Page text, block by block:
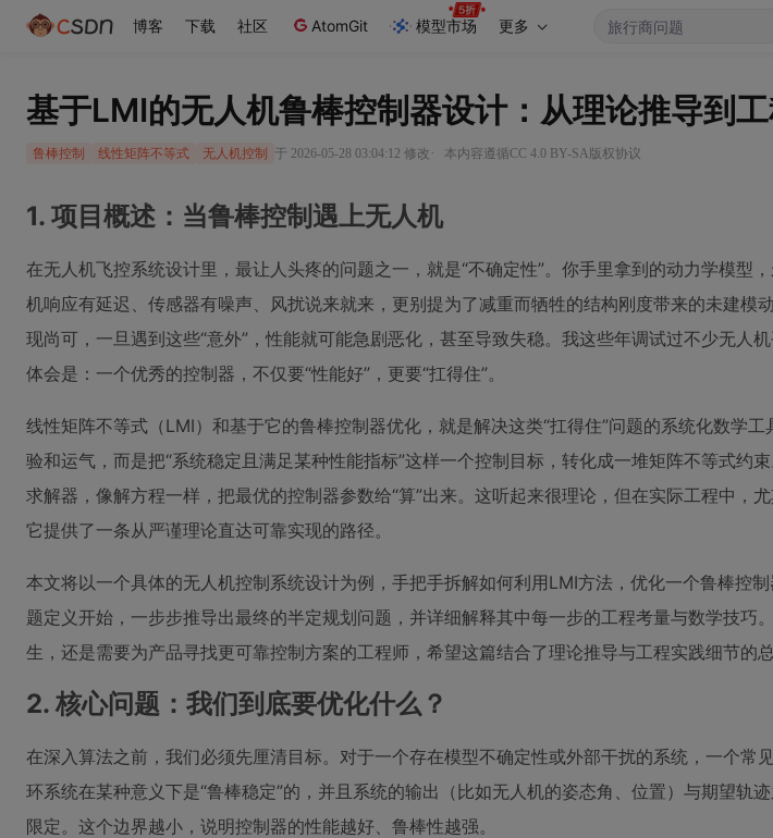
博客 下载 社区 AtomGit 模型市场 更多
基于LMI的无人机鲁棒控制器设计：从理论推导到
鲁棒控制 线性矩阵不等式 无人机控制 于 2026-05-28 03:04:12 修改 · 本内容遵循CC 4.0 BY-SA版权协议
1. 项目概述：当鲁棒控制遇上无人机
在无人机飞控系统设计里，最让人头疼的问题之一，就是“不确定性”。你手里拿到的动力学模型
机响应有延迟、传感器有噪声、风扰说来就来，更别提为了减重而牺牲的结构刚度带来的未建模
现尚可，一旦遇到这些“意外”，性能就可能急剧恶化，甚至导致失稳。我这些年调试过不少无人
体会是：一个优秀的控制器，不仅要“性能好”，更要“扛得住”。
线性矩阵不等式（LMI）和基于它的鲁棒控制器优化，就是解决这类“扛得住”问题的系统化数学
验和运气，而是把“系统稳定且满足某种性能指标”这样一个控制目标，转化成一堆矩阵不等式约
求解器，像解方程一样，把最优的控制器参数给“算”出来。这听起来很理论，但在实际工程中，
它提供了一条从严谨理论直达可靠实现的路径。
本文将以一个具体的无人机控制系统设计为例，手把手拆解如何利用LMI方法，优化一个鲁棒控
题定义开始，一步步推导出最终的半定规划问题，并详细解释其中每一步的工程考量与数学技巧
生，还是需要为产品寻找更可靠控制方案的工程师，希望这篇结合了理论推导与工程实践细节的
2. 核心问题：我们到底要优化什么？
在深入算法之前，我们必须先厘清目标。对于一个存在模型不确定性或外部干扰的系统，一个常
环系统在某种意义下是“鲁棒稳定”的，并且系统的输出（比如无人机的姿态角、位置）与期望轨
限定。这个边界越小，说明控制器的性能越好、鲁棒性越强。